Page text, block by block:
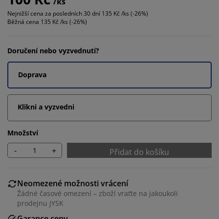
Nejnižší cena za posledních 30 dní 135 Kč /ks (-26%)
Běžná cena 135 Kč /ks (-26%)
Doručení nebo vyzvednutí?
Doprava
Klikni a vyzvedni
Množství
- + Přidat do košíku
Neomezené možnosti vrácení
Žádné časové omezení – zboží vraťte na jakoukoli
prodejnu JYSK